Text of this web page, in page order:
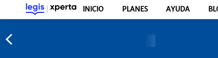
INICIO PLANES AYUDA